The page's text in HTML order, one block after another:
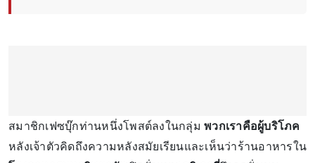
สมาชิกเฟซบุ๊กท่านหนึ่งโพสต์ลงในกลุ่ม พวกเราคือผู้บริโภค
หลังเจ้าตัวคิดถึงความหลังสมัยเรียนและเห็นว่าร้านอาหารใน